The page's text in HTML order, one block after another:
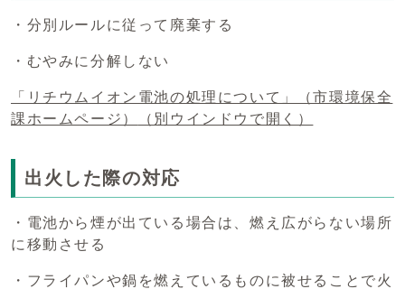
・分別ルールに従って廃棄する
・むやみに分解しない
「リチウムイオン電池の処理について」（市環境保全
課ホームページ）
（別ウインドウで開く）
出火した際の対応
・電池から煙が出ている場合は、燃え広がらない場所
に移動させる
・フライパンや鍋を燃えているものに被せることで火